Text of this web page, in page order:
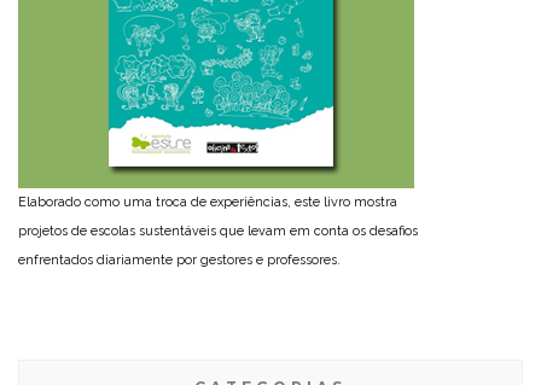
Elaborado como uma troca de experiências, este livro mostra
projetos de escolas sustentáveis que levam em conta os desafios
enfrentados diariamente por gestores e professores.